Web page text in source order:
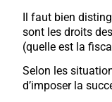
Il faut bien
sont les droits
(quelle est la
Selon les
d’imposer la